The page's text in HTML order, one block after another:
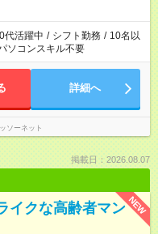
代活躍中 / シフト勤務 / 10名以
ソコンスキル不要
詳細へ
ソーネット
掲載日：2026.08.07
NEW
イクな高齢者マン